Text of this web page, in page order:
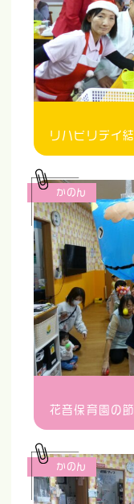
リハビリデイ
花音保育園の
かのん
かのん